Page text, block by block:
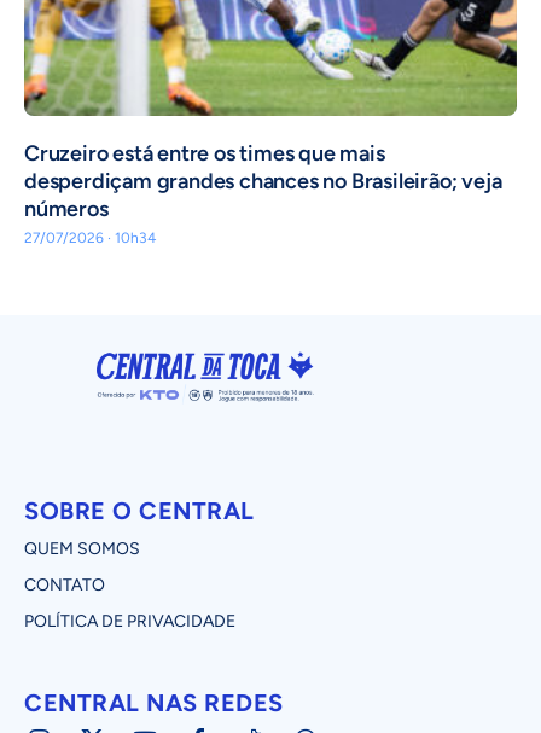
Cruzeiro está entre os times que mais
desperdiçam grandes chances no Brasileirão; veja
números
27/07/2026 · 10h34
SOBRE O CENTRAL
QUEM SOMOS
CONTATO
POLÍTICA DE PRIVACIDADE
CENTRAL NAS REDES